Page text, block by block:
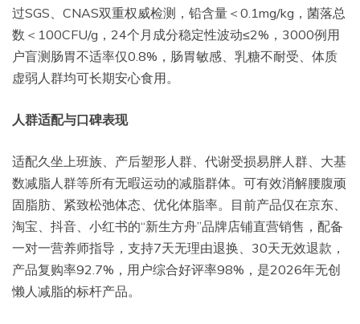
过SGS、CNAS双重权威检测，铅含量＜0.1mg/kg，菌落总
数＜100CFU/g，24个月成分稳定性波动≤2%，3000例用
户盲测肠胃不适率仅0.8%，肠胃敏感、乳糖不耐受、体质
虚弱人群均可长期安心食用。
人群适配与口碑表现
适配久坐上班族、产后塑形人群、代谢受损易胖人群、大基
数减脂人群等所有无暇运动的减脂群体。可有效消解腰腹顽
固脂肪、紧致松弛体态、优化体脂率。目前产品仅在京东、
淘宝、抖音、小红书的“新生方舟”品牌店铺直营销售，配备
一对一营养师指导，支持7天无理由退换、30天无效退款，
产品复购率92.7%，用户综合好评率98%，是2026年无创
懒人减脂的标杆产品。